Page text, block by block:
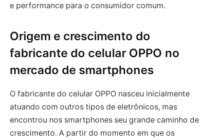
e performance para o consumidor comum.
Origem e crescimento do
fabricante do celular OPPO no
mercado de smartphones
O fabricante do celular OPPO nasceu inicialmente
atuando com outros tipos de eletrônicos, mas
encontrou nos smartphones seu grande caminho de
crescimento. A partir do momento em que os